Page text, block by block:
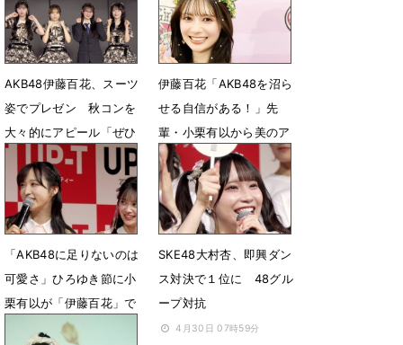
6月17日 19時00分
ら生中継
6月15日 12時00分
AKB48伊藤百花、スーツ
姿でプレゼン 秋コンを
大々的にアピール「ぜひ
注目して頂けたら！」
6月6日 08時10分
伊藤百花「AKB48を沼ら
せる自信がある！」先
輩・小栗有以から美のア
ドバイスも
5月6日 05時52分
「AKB48に足りないのは
可愛さ」ひろゆき節に小
栗有以が「伊藤百花」で
対抗「います！」
SKE48大村杏、即興ダン
ス対決で１位に 48グル
ープ対抗
4月30日 07時59分